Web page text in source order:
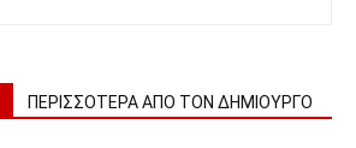
ΠΕΡΙΣΣΟΤΕΡΑ ΑΠΟ ΤΟΝ ΔΗΜΙΟΥΡΓΟ